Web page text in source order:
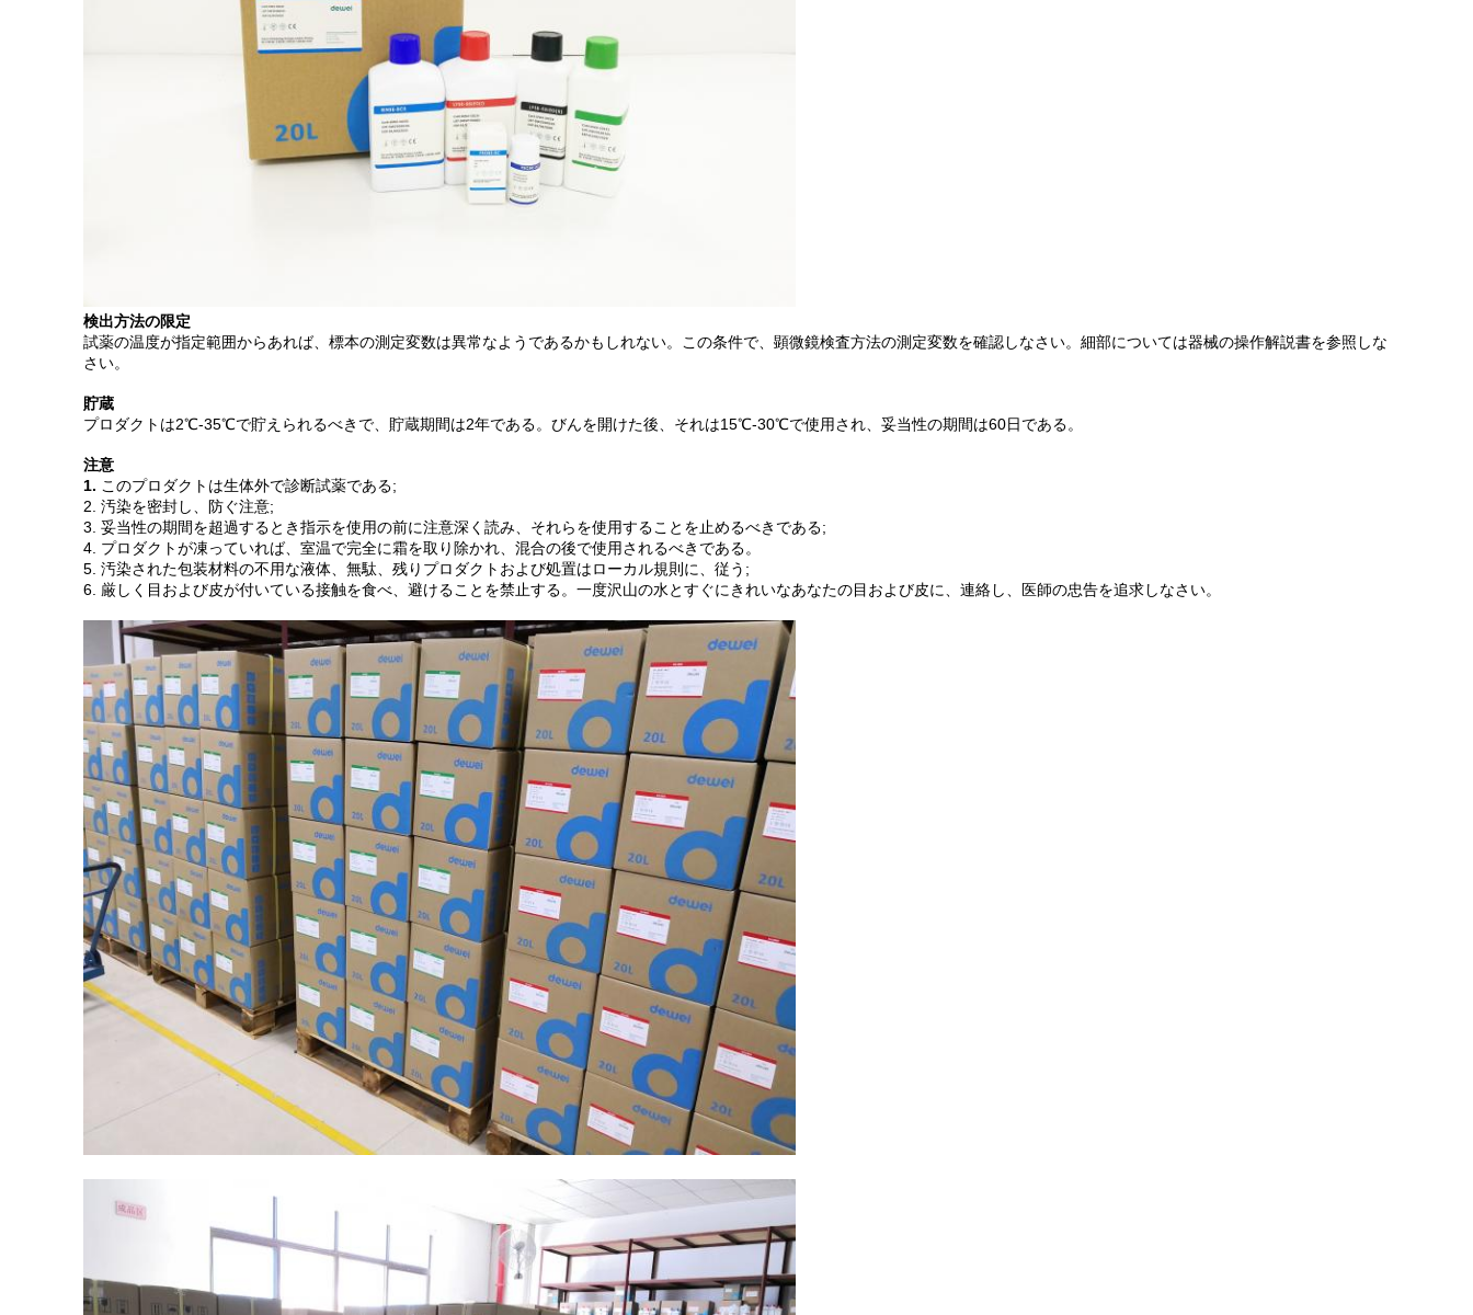
検出方法の限定
試薬の温度が指定範囲からあれば、標本の測定変数は異常なようであるかもしれない。この条件で、顕微鏡検査方法の測定変数を確認しなさい。細部については器械の操作解説書を参照しな
さい。
貯蔵
プロダクトは2℃-35℃で貯えられるべきで、貯蔵期間は2年である。びんを開けた後、それは15℃-30℃で使用され、妥当性の期間は60日である。
注意
1. このプロダクトは生体外で診断試薬である;
2. 汚染を密封し、防ぐ注意;
3. 妥当性の期間を超過するとき指示を使用の前に注意深く読み、それらを使用することを止めるべきである;
4. プロダクトが凍っていれば、室温で完全に霜を取り除かれ、混合の後で使用されるべきである。
5. 汚染された包装材料の不用な液体、無駄、残りプロダクトおよび処置はローカル規則に、従う;
6. 厳しく目および皮が付いている接触を食べ、避けることを禁止する。一度沢山の水とすぐにきれいなあなたの目および皮に、連絡し、医師の忠告を追求しなさい。